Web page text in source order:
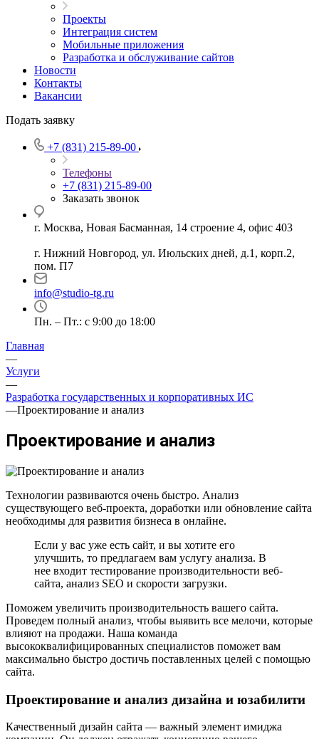
Проекты
Интеграция систем
Мобильные приложения
Разработка и обслуживание сайтов
Новости
Контакты
Вакансии
Подать заявку
+7 (831) 215-89-00
Телефоны
+7 (831) 215-89-00
Заказать звонок
г. Москва, Новая Басманная, 14 строение 4, офис 403
г. Нижний Новгород, ул. Июльских дней, д.1, корп.2,
пом. П7
info@studio-tg.ru
Пн. – Пт.: с 9:00 до 18:00
Главная
—
Услуги
—
Разработка государственных и корпоративных ИС
—Проектирование и анализ
Проектирование и анализ
Технологии развиваются очень быстро. Анализ
существующего веб-проекта, доработки или обновление сайта
необходимы для развития бизнеса в онлайне.
Если у вас уже есть сайт, и вы хотите его
улучшить, то предлагаем вам услугу анализа. В
нее входит тестирование производительности веб-
сайта, анализ SEO и скорости загрузки.
Поможем увеличить производительность вашего сайта.
Проведем полный анализ, чтобы выявить все мелочи, которые
влияют на продажи. Наша команда
высококвалифицированных специалистов поможет вам
максимально быстро достичь поставленных целей с помощью
сайта.
Проектирование и анализ дизайна и юзабилити
Качественный дизайн сайта — важный элемент имиджа